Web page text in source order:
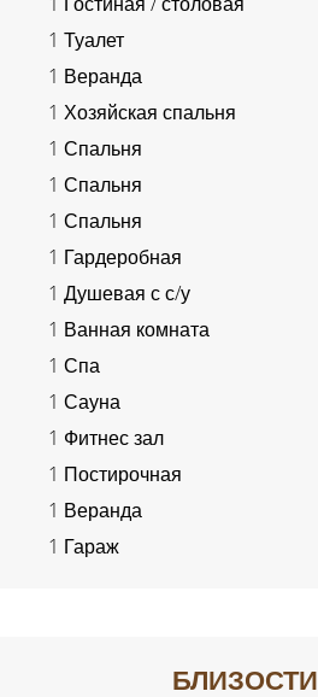
1 Туалет
1 Веранда
1 Хозяйская спальня
1 Спальня
1 Спальня
1 Спальня
1 Гардеробная
1 Душевая с с/у
1 Ванная комната
1 Спа
1 Сауна
1 Фитнес зал
1 Постирочная
1 Веранда
1 Гараж
БЛИЗОСТИ